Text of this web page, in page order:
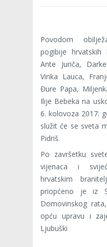
Povodom
pogibije hrvatskih
Ante Juriča,
Vinka Lauca,
Đure Papa,
Ilije Bebeka na
6. kolovoza 2017.
služit će se sveta
Pidriš.
Po završetku
vijenaca i
hrvatskim
priopćeno je iz
Domovinskog
opću upravu i
Ljubuški